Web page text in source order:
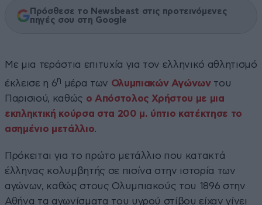
Πρόσθεσε το Newsbeast στις προτεινόμενες
πηγές σου στη Google
Με μια τεράστια επιτυχία για τον ελληνικό αθλητισμό
έκλεισε η 6η μέρα των Ολυμπιακών Αγώνωντου
Παρισιού, καθώς ο Απόστολος Χρήστου με μια
εκπληκτική κούρσα στα 200 μ. ύπτιο κατέκτησε το
ασημένιο μετάλλιο.
Πρόκειται για το πρώτο μετάλλιο που κατακτά
έλληνας κολυμβητής σε πισίνα στην ιστορία των
αγώνων, καθώς στους Ολυμπιακούς του 1896 στην
Αθήνα τα αγωνίσματα του υγρού στίβου είχαν γίνει